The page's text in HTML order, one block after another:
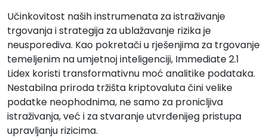
Učinkovitost naših instrumenata za istraživanje
trgovanja i strategija za ublažavanje rizika je
neusporediva. Kao pokretači u rješenjima za trgovanje
temeljenim na umjetnoj inteligenciji, Immediate 2.1
Lidex koristi transformativnu moć analitike podataka.
Nestabilna priroda tržišta kriptovaluta čini velike
podatke neophodnima, ne samo za pronicljiva
istraživanja, već i za stvaranje utvrđenijeg pristupa
upravljanju rizicima.